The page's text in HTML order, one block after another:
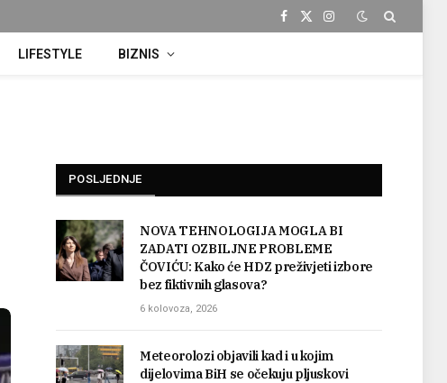
Facebook
X
Instagram
LIFESTYLE BIZNIS
POSLJEDNJE
NOVA TEHNOLOGIJA MOGLA BI
ZADATI OZBILJNE PROBLEME
ČOVIĆU: Kako će HDZ preživjeti izbore
bez fiktivnih glasova?
6 kolovoza, 2026
Meteorolozi objavili kad i u kojim
dijelovima BiH se očekuju pljuskovi